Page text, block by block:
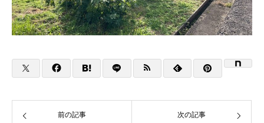
前の記事 次の記事